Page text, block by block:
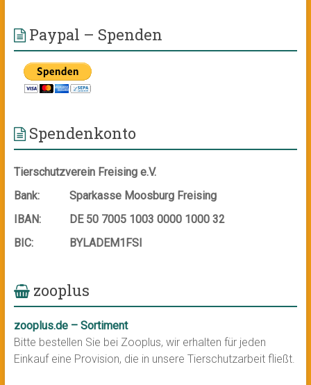
Paypal – Spenden
Spendenkonto
Tierschutzverein Freising e.V.
Bank:
Sparkasse Moosburg Freising
IBAN:
DE 50 7005 1003 0000 1000 32
BIC:
BYLADEM1FSI
zooplus
zooplus.de – Sortiment
Bitte bestellen Sie bei Zooplus, wir erhalten für jeden
Einkauf eine Provision, die in unsere Tierschutzarbeit fließt.